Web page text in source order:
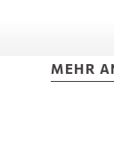
MEHR